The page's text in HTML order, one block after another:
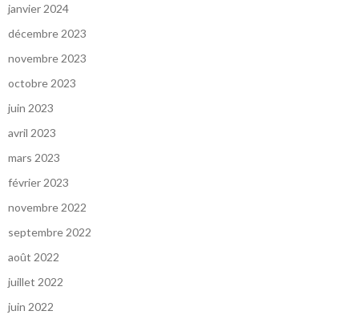
janvier 2024
décembre 2023
novembre 2023
octobre 2023
juin 2023
avril 2023
mars 2023
février 2023
novembre 2022
septembre 2022
août 2022
juillet 2022
juin 2022